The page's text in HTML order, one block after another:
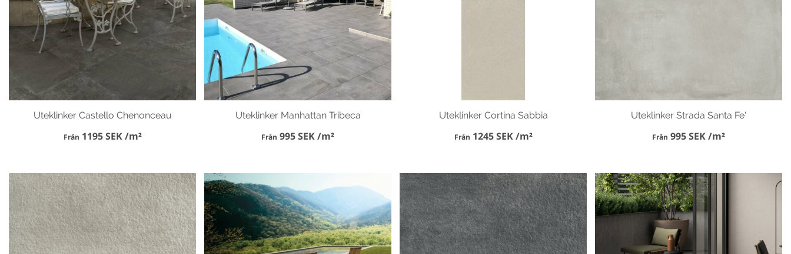
Uteklinker Castello Chenonceau
Från 1195 SEK /m²
Uteklinker Manhattan Tribeca
Från 995 SEK /m²
Uteklinker Cortina Sabbia
Från 1245 SEK /m²
Uteklinker Strada Santa Fe'
Från 995 SEK /m²